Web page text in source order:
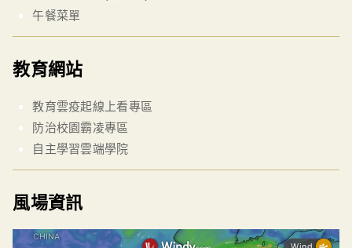
午餐菜單
教育網站
教育雲疫起線上看專區
防治校園霸凌專區
自主學習雲端學院
風場資訊